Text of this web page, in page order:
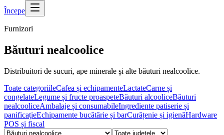
Începe
Furnizori
Băuturi nealcoolice
Distribuitori de sucuri, ape minerale și alte băuturi nealcoolice.
Toate categoriileCafea și echipamenteLactateCarne și
congelateLegume și fructe proaspeteBăuturi alcooliceBăuturi
nealcooliceAmbalaje și consumabileIngrediente patiserie și
panificațieEchipamente bucătărie și barCurățenie și igienăHardware
POS și fiscal